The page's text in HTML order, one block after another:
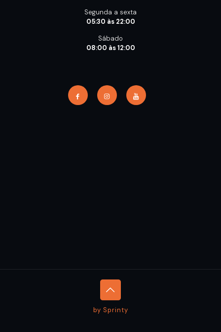
Segunda a sexta
05:30 às 22:00
Sábado
08:00 às 12:00
by Sprinty